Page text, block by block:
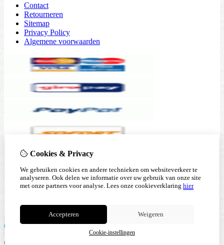
Contact
Retourneren
Sitemap
Privacy Policy
Algemene voorwaarden
© Copyright 2026 |
Cookies & Privacy
We gebruiken cookies en andere technieken om websiteverkeer te
analyseren. Ook delen we informatie over uw gebruik van onze site
met onze partners voor analyse. Lees onze cookieverklaring hier
Accepteren Weigeren
Cookie-instellingen